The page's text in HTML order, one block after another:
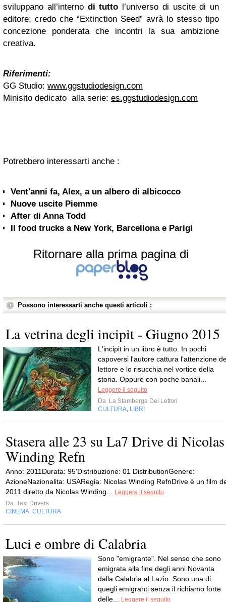
sviluppano all’interno di tutto l’universo di uscite di un
editore; credo che “Extinction Seed” avrà lo stesso tipo
concezione ponderata che incontri la sua ambizione
creativa.
Riferimenti:
GG Studio: www.ggstudiodesign.com
Minisito dedicato alla serie: es.ggstudiodesign.com
Potrebbero interessarti anche :
Vent'anni fa, Alex, a un albero di albicocco
Nuove uscite Piemme
After di Anna Todd
Il food trucks a New York, Barcellona e Parigi
Ritornare alla prima pagina di
Possono interessarti anche questi articoli :
La vetrina degli incipit - Giugno 2015
L'incipit in un libro è tutto. In pochi
capoversi l'autore cattura l'attenzione
lettore e lo risucchia nel vortice della
storia. Oppure con poche banali...
Leggere il seguito
Da La Stamberga Dei Lettori
CULTURA LIBRI
Stasera alle 23 su La7 Drive di Nicolas
Winding Refn
Anno: 2011Durata: 95'Distribuzione: 01 DistributionGenere:
AzioneNazionalita: USARegia: Nicolas Winding RefnDrive è un film
2011 diretto da Nicolas Winding...
Leggere il seguito
Da Taxi Drivers
CINEMA CULTURA
Luci e ombre di Calabria
Sono "emigrante". Nel senso che sono
emigrata alla fine degli anni Novanta
dalla Calabria al Lazio. Sono una di
quegli emigranti senza il richiamo forte
delle...
Leggere il seguito